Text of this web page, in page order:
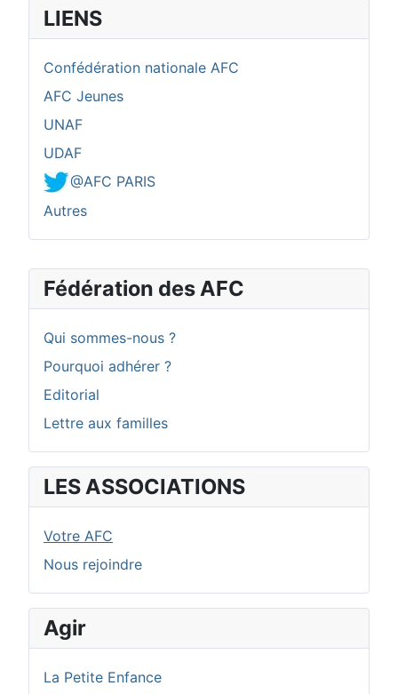
Fédération des AFC
Qui sommes-nous ?
Pourquoi adhérer ?
Editorial
Lettre aux familles
LES ASSOCIATIONS
Votre AFC
Nous rejoindre
Agir
La Petite Enfance
LIENS
Confédération nationale AFC
AFC Jeunes
UNAF
UDAF
@AFC PARIS
Autres